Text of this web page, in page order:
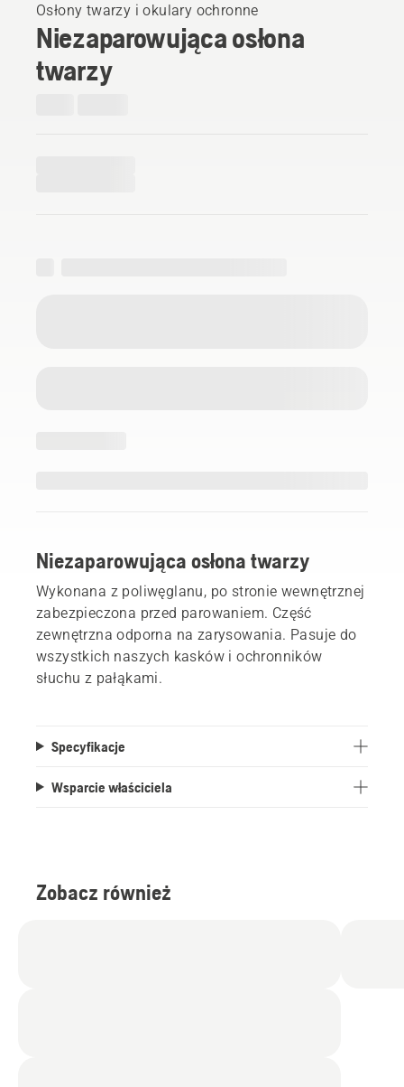
Osłony twarzy i okulary ochronne
Niezaparowująca osłona
twarzy
Niezaparowująca osłona twarzy
Wykonana z poliwęglanu, po stronie wewnętrznej
zabezpieczona przed parowaniem. Część
zewnętrzna odporna na zarysowania. Pasuje do
wszystkich naszych kasków i ochronników
słuchu z pałąkami.
Specyfikacje
Wsparcie właściciela
Zobacz również